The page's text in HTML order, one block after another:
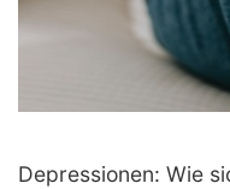
Depressionen: Wie